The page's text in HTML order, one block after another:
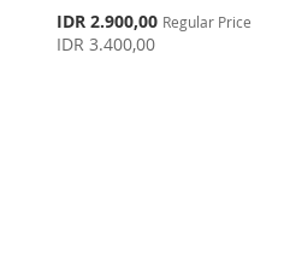
S
p
e
IDR 2.900,00 Regular Price
IDR 3.400,00